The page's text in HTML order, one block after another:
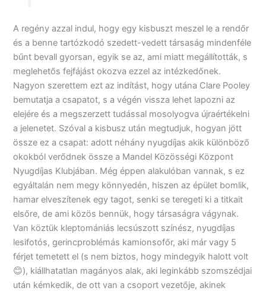
A regény azzal indul, hogy egy kisbuszt meszel le a rendőr
és a benne tartózkodó szedett-vedett társaság mindenféle
bűnt bevall gyorsan, egyik se az, ami miatt megállították, s
meglehetős fejfájást okozva ezzel az intézkedőnek.
Nagyon szerettem ezt az indítást, hogy utána Clare Pooley
bemutatja a csapatot, s a végén vissza lehet lapozni az
elejére és a megszerzett tudással mosolyogva újraértékelni
a jelenetet. Szóval a kisbusz után megtudjuk, hogyan jött
össze ez a csapat: adott néhány nyugdíjas akik különböző
okokból verődnek össze a Mandel Közösségi Központ
Nyugdíjas Klubjában. Még éppen alakulóban vannak, s ez
egyáltalán nem megy könnyedén, hiszen az épület bomlik,
hamar elveszítenek egy tagot, senki se teregeti ki a titkait
elsőre, de ami közös bennük, hogy társaságra vágynak.
Van köztük kleptomániás lecsúszott színész, nyugdíjas
lesifotós, gerincproblémás kamionsofőr, aki már vagy 5
férjet temetett el (s nem biztos, hogy mindegyik halott volt
😊), kiállhatatlan magányos alak, aki leginkább szomszédjai
után kémkedik, de ott van a csoport vezetője, akinek